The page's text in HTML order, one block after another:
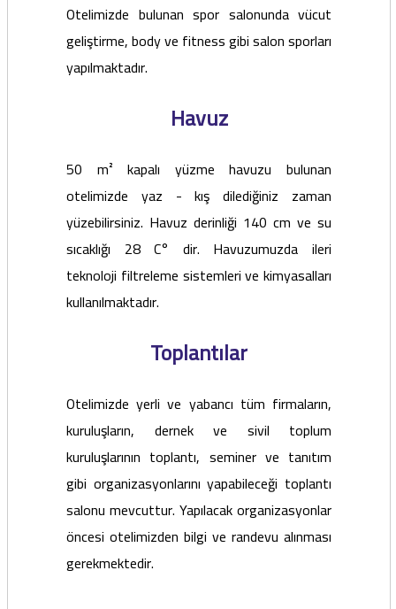
Otelimizde bulunan spor salonunda vücut
geliştirme, body ve fitness gibi salon sporları
yapılmaktadır.
Havuz
50 m² kapalı yüzme havuzu bulunan
otelimizde yaz - kış dilediğiniz zaman
yüzebilirsiniz. Havuz derinliği 140 cm ve su
sıcaklığı 28 C° dir. Havuzumuzda ileri
teknoloji filtreleme sistemleri ve kimyasalları
kullanılmaktadır.
Toplantılar
Otelimizde yerli ve yabancı tüm firmaların,
kuruluşların, dernek ve sivil toplum
kuruluşlarının toplantı, seminer ve tanıtım
gibi organizasyonlarını yapabileceği toplantı
salonu mevcuttur. Yapılacak organizasyonlar
öncesi otelimizden bilgi ve randevu alınması
gerekmektedir.